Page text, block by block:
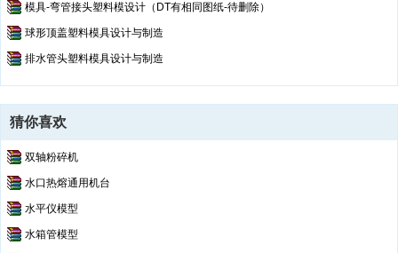
模具-弯管接头塑料模设计（DT有相同图纸-待删除）
球形顶盖塑料模具设计与制造
排水管头塑料模具设计与制造
猜你喜欢
双轴粉碎机
水口热熔通用机台
水平仪模型
水箱管模型